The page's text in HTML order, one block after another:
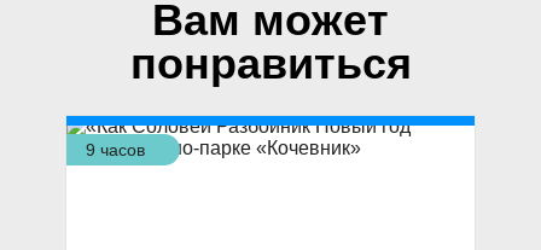
Вам может
понравиться
9 часов